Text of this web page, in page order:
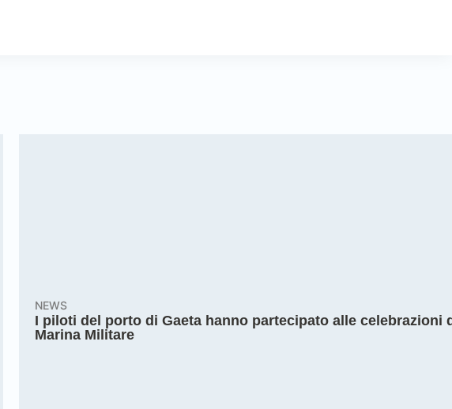
NEWS
I piloti del porto di Gaeta hanno partecipato alle celebrazioni
Marina Militare